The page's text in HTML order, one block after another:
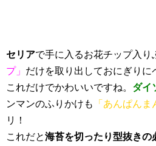
セリアで手に入るお花チップ入り
プ」 だけを取り出しておにぎりに
これだけでかわいいですね。 ダイ
ンマンのふりかけも
「あんぱんま
リ！
これだと海苔を切ったり型抜きの